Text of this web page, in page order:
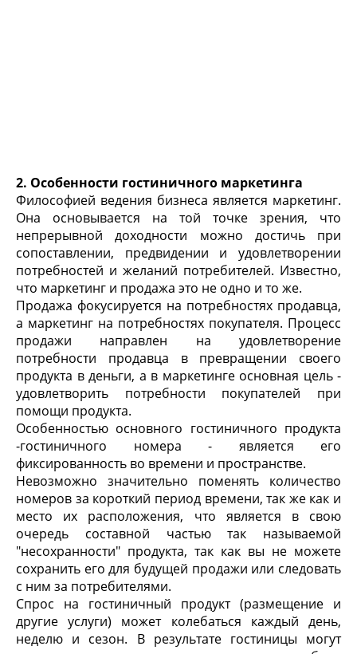
2. Особенности гостиничного маркетинга
Философией ведения бизнеса является маркетинг.
Она основывается на той точке зрения, что
непрерывной доходности можно достичь при
сопоставлении, предвидении и удовлетворении
потребностей и желаний потребителей. Известно,
что маркетинг и продажа это не одно и то же.
Продажа фокусируется на потребностях продавца,
а маркетинг на потребностях покупателя. Процесс
продажи направлен на удовлетворение
потребности продавца в превращении своего
продукта в деньги, а в маркетинге основная цель -
удовлетворить потребности покупателей при
помощи продукта.
Особенностью основного гостиничного продукта
-гостиничного номера - является его
фиксированность во времени и пространстве.
Невозможно значительно поменять количество
номеров за короткий период времени, так же как и
место их расположения, что является в свою
очередь составной частью так называемой
"несохранности" продукта, так как вы не можете
сохранить его для будущей продажи или следовать
с ним за потребителями.
Спрос на гостиничный продукт (размещение и
другие услуги) может колебаться каждый день,
неделю и сезон. В результате гостиницы могут